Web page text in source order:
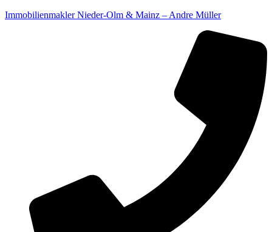
Immobilienmakler Nieder-Olm & Mainz – Andre Müller